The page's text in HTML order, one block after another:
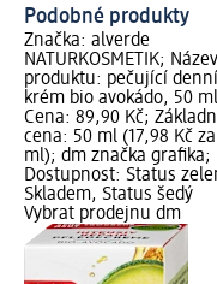
Podobné produkty
Značka: alverde
NATURKOSMETIK; Název
produktu: pečující denní
krém bio avokádo, 50
Cena: 89,90 Kč;
cena: 50 ml (17,98 Kč za
ml); dm značka grafika;
Dostupnost: Status
Skladem, Status šedý
Vybrat prodejnu dm